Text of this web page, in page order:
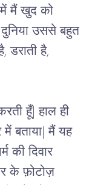
में मैं खुद को
उससे बहुत
है,
हूँ| हाल ही
बताया| मैं यह
की दिवार
के फ़ोटोज़